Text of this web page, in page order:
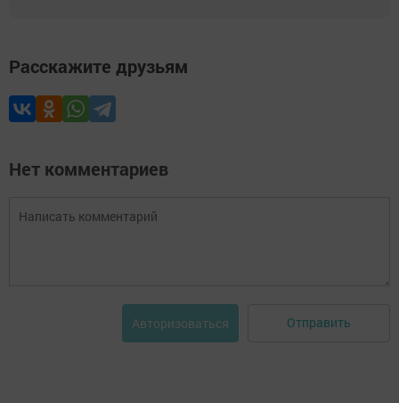
Расскажите друзьям
Нет комментариев
Авторизоваться Отправить